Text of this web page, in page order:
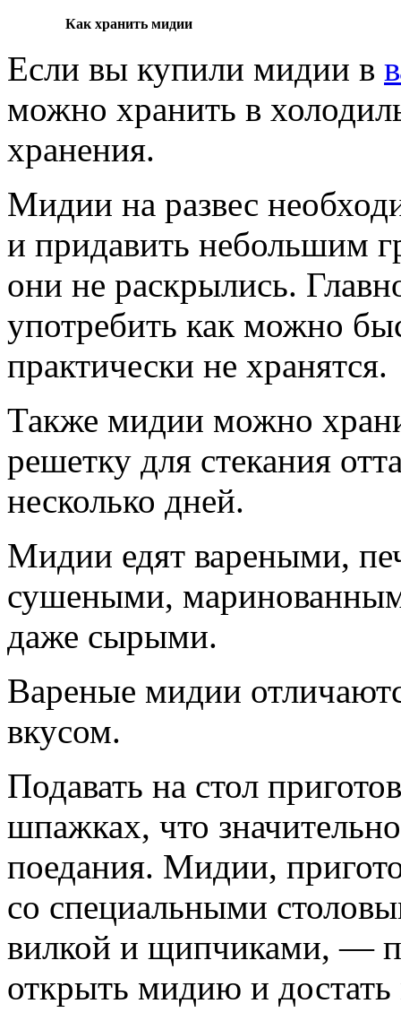
Как хранить мидии
Если вы купили мидии в
можно хранить в
хранения.
Мидии на развес
и придавить небольшим
они не раскрылись.
употребить как можно
практически не хранятся.
Также мидии можно
решетку для стекания
несколько дней.
Мидии едят вареными,
сушеными,
даже сырыми.
Вареные мидии
вкусом.
Подавать на стол
шпажках, что
поедания. Мидии,
со специальными
вилкой и щипчиками, —
открыть мидию и достать